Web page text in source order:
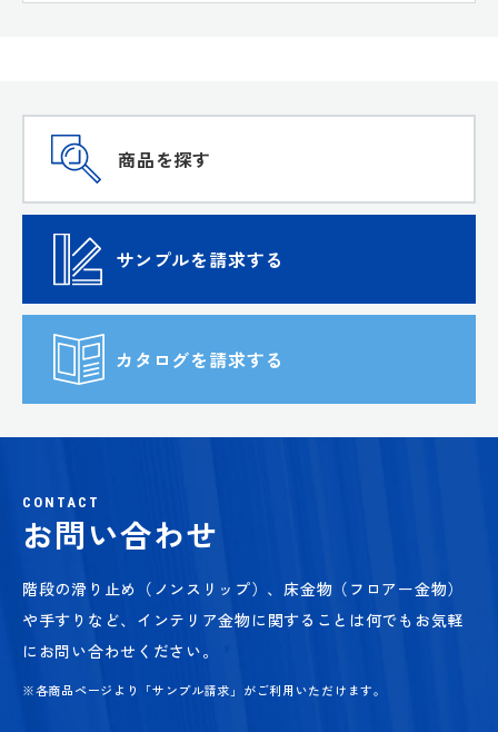
商品を探す
サンプルを請求する
カタログを請求する
CONTACT
お問い合わせ
階段の滑り止め（ノンスリップ）、床金物（フロアー金物）
や手すりなど、 インテリア金物に関することは何でもお気軽
にお問い合わせください。
※各商品ページより「サンプル請求」がご利用いただけます。